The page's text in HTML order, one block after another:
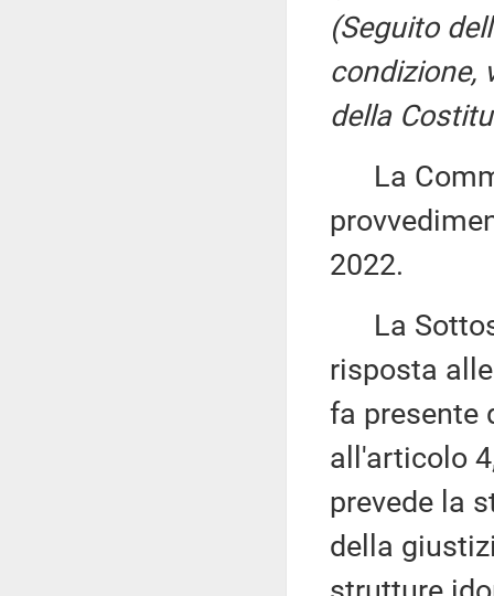
(Seguito
condizione,
della
La
2022.
La
risposta
fa presente
all'articolo
prevede la
della